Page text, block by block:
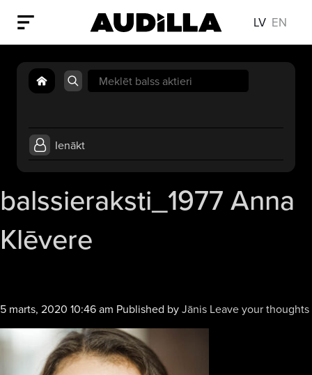
LV EN
Search
for:
Ienākt
balssieraksti_1977 Anna
Klēvere
5 marts, 2020 10:46 am Published byJānis Leave your thoughts